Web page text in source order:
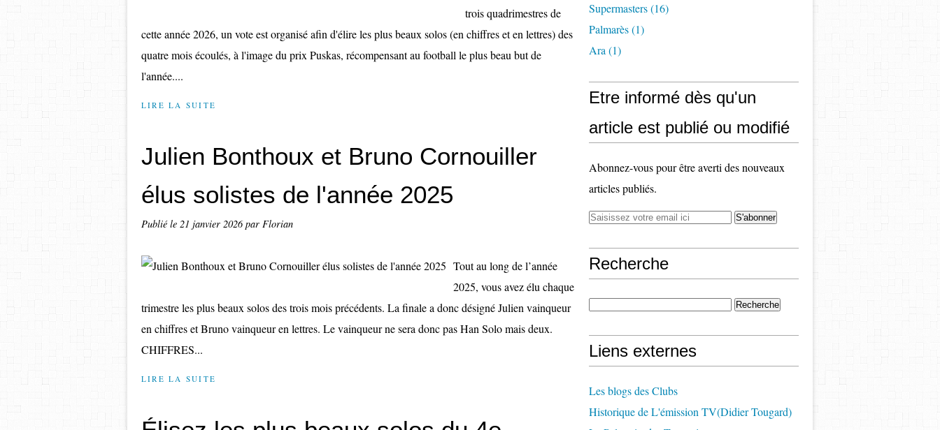
trois quadrimestres de
cette année 2026, un vote est organisé afin d'élire les plus beaux solos (en chiffres et en lettres) des
quatre mois écoulés, à l'image du prix Puskas, récompensant au football le plus beau but de
l'année....
LIRE LA SUITE
Julien Bonthoux et Bruno Cornouiller
élus solistes de l'année 2025
Publié le 21 janvier 2026par Florian
Tout au long de l’année
2025, vous avez élu chaque
trimestre les plus beaux solos des trois mois précédents. La finale a donc désigné Julien vainqueur
en chiffres et Bruno vainqueur en lettres. Le vainqueur ne sera donc pas Han Solo mais deux.
CHIFFRES...
LIRE LA SUITE
Supermasters(16)
Palmarès(1)
Ara (1)
Etre informé dès qu'un
article est publié ou modifié
Abonnez-vous pour être averti des nouveaux
articles publiés.
Recherche
Liens externes
Les blogs des Clubs
Historique de L'émission TV(Didier Tougard)